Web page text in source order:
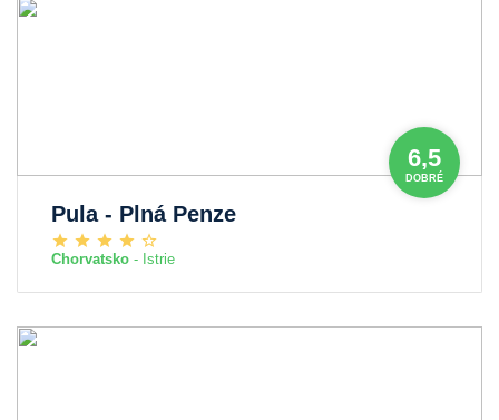
6,5
DOBRÉ
Pula - Plná Penze
Chorvatsko - Istrie